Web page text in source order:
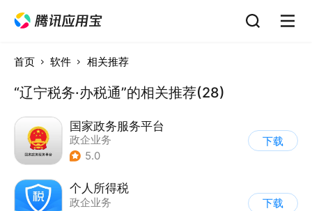
首页 软件 相关推荐
“辽宁税务·办税通”的相关推荐(28)
国家政务服务平台
政企业务
5.0
下载
个人所得税
政企业务
下载